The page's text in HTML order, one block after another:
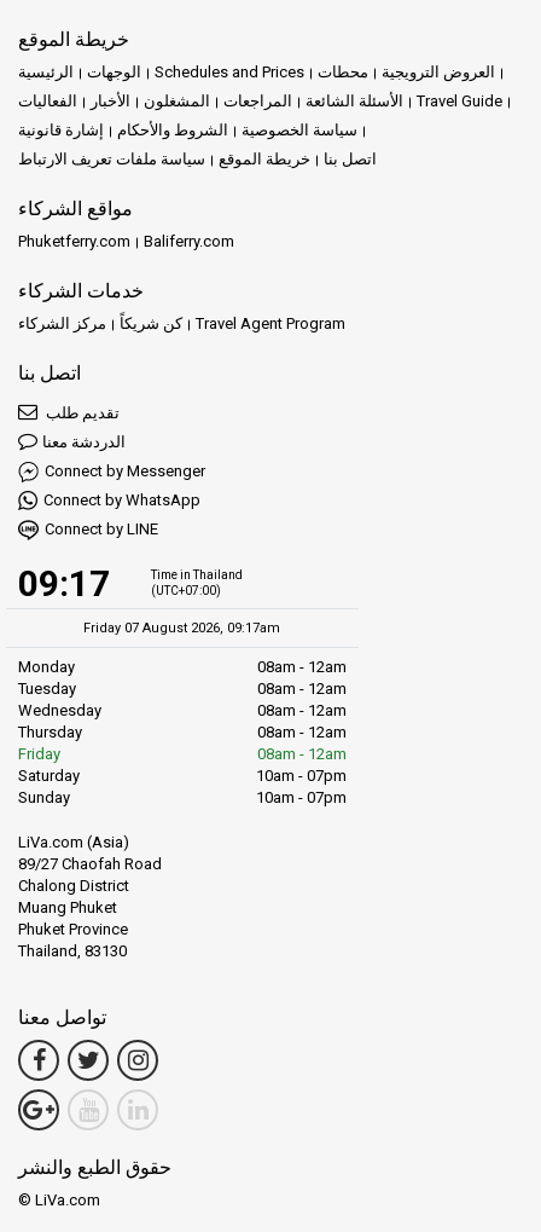
خريطة الموقع
الرئيسية الوجهات Schedules and Prices محطات
العروض الترويجية
الفعاليات
الأخبار المشغلون المراجعات الأسئلة الشائعة
Travel Guide
إشارة قانونية
الشروط والأحكام
سياسة الخصوصية
سياسة ملفات تعريف الارتباط
خريطة الموقع اتصل بنا
مواقع الشركاء
Phuketferry.com Baliferry.com
خدمات الشركاء
مركز الشركاء كن شريكاً Travel Agent Program
اتصل بنا
تقديم طلب
الدردشة معنا
Connect by Messenger
Connect by WhatsApp
Connect by LINE
09:17
Time in Thailand
(UTC+07:00)
Friday 07 August 2026, 09:17am
Monday
08am - 12am
Tuesday
08am - 12am
Wednesday
08am - 12am
Thursday
08am - 12am
Friday
08am - 12am
Saturday
10am - 07pm
Sunday
10am - 07pm
LiVa.com (Asia)
89/27 Chaofah Road
Chalong District
Muang Phuket
Phuket Province
Thailand, 83130
تواصل معنا
حقوق الطبع والنشر
© LiVa.com